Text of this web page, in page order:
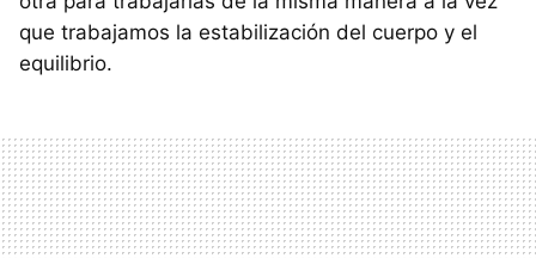
que trabajamos la estabilización del cuerpo y el
equilibrio.